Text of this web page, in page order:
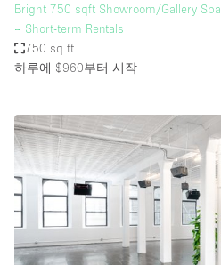
Bright 750 sqft Showroom/Gallery
– Short-term Rentals
750 sq ft
하루에 $960부터 시작